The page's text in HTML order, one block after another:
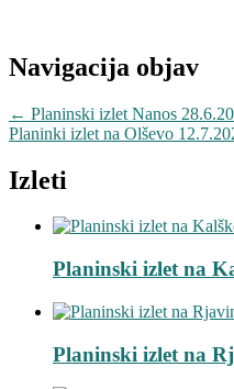
Navigacija objav
← Planinski izlet Nanos
Planinki izlet na Olševo
Izleti
Planinski izlet na
Planinski izlet na